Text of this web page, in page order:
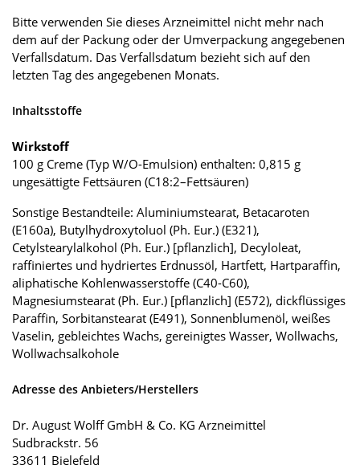
Bitte verwenden Sie dieses Arzneimittel nicht mehr nach
dem auf der Packung oder der Umverpackung angegebenen
Verfallsdatum. Das Verfallsdatum bezieht sich auf den
letzten Tag des angegebenen Monats.
Inhaltsstoffe
Wirkstoff
100 g Creme (Typ W/O-Emulsion) enthalten: 0,815 g
ungesättigte Fettsäuren (C18:2–Fettsäuren)
Sonstige Bestandteile: Aluminiumstearat, Betacaroten
(E160a), Butylhydroxytoluol (Ph. Eur.) (E321),
Cetylstearylalkohol (Ph. Eur.) [pflanzlich], Decyloleat,
raffiniertes und hydriertes Erdnussöl, Hartfett, Hartparaffin,
aliphatische Kohlenwasserstoffe (C40-C60),
Magnesiumstearat (Ph. Eur.) [pflanzlich] (E572), dickflüssiges
Paraffin, Sorbitanstearat (E491), Sonnenblumenöl, weißes
Vaselin, gebleichtes Wachs, gereinigtes Wasser, Wollwachs,
Wollwachsalkohole
Adresse des Anbieters/Herstellers
Dr. August Wolff GmbH & Co. KG Arzneimittel
Sudbrackstr. 56
33611 Bielefeld